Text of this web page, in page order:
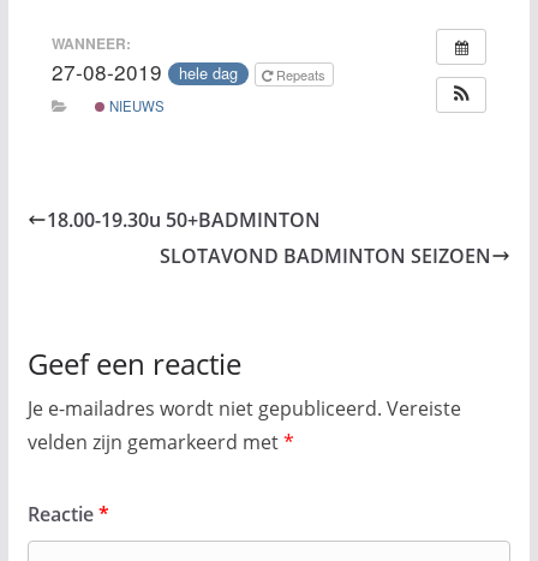
WANNEER:
27-08-2019 hele dag
Repeats
NIEUWS
18.00-19.30u 50+BADMINTON
SLOTAVOND BADMINTON SEIZOEN
Geef een reactie
Je e-mailadres wordt niet gepubliceerd. Vereiste
velden zijn gemarkeerd met*
Reactie*